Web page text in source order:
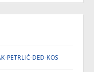
PETRLIĆ-DED-KOS